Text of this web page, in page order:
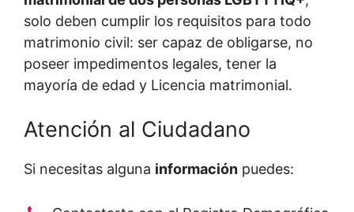
solo deben cumplir los requisitos para todo
matrimonio civil: ser capaz de obligarse, no
poseer impedimentos legales, tener la
mayoría de edad y Licencia matrimonial.
Atención al Ciudadano
Si necesitas alguna información puedes: